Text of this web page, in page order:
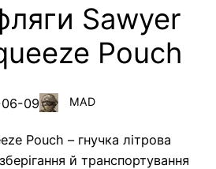
Sawyer
Pouch
09 MAD
Pouch – гнучка літрова
й транспортування